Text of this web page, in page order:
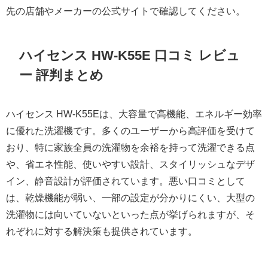
先の店舗やメーカーの公式サイトで確認してください。
ハイセンス HW-K55E 口コミ レビュ
ー 評判まとめ
ハイセンス HW-K55Eは、大容量で高機能、エネルギー効率
に優れた洗濯機です。多くのユーザーから高評価を受けて
おり、特に家族全員の洗濯物を余裕を持って洗濯できる点
や、省エネ性能、使いやすい設計、スタイリッシュなデザ
イン、静音設計が評価されています。悪い口コミとして
は、乾燥機能が弱い、一部の設定が分かりにくい、大型の
洗濯物には向いていないといった点が挙げられますが、そ
れぞれに対する解決策も提供されています。